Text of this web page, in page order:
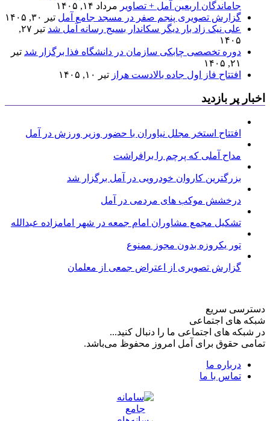
جاماندگان اربعین آمل + تصاویر مرداد ۱۴, ۱۴۰۵
گزارش تصویری پنجم صفر در مسجد جامع آمل تیر ۳۰, ۱۴۰۵
علی نیک زاد بار دیگر سکاندار بسیج رسانه آمل شد
تیر ۲۷,
۱۴۰۵
دوره تخصصی چابکی سازمان در دانشگاه فذا برگزار شد تیر
۲۱, ۱۴۰۵
افتتاح فاز اول جاده بالادست هراز تیر ۱۰, ۱۴۰۵
اخبار پر بازدید
افتتاح استخر مجلل نیاوران با حضور وزیر ورزش در آمل
مداح آملی که پرچم را برافراشت
بزرگترین کاروان خودرویی در آمل برگزار شد
درخشش موکب های مردمی در آمل
تشکیل مجمع مشاوران امام جمعه در شهر امامزاده عبدالله
تور یکروزه بدون مجوز ممنوع
گزارش تصویری از اعتراض جمعی از معلمان
دسترسی سریع
شبکه های اجتماعی
در شبکه های اجتماعی ما را دنبال کنید...
تمامی حقوق برای آمل امروز محفوظ می‌باشد.
درباره ما
تماس با ما